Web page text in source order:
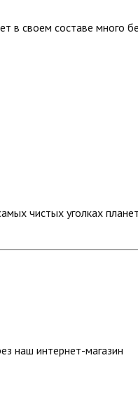
в своем составе много
чистых уголках
наш интернет-магазин